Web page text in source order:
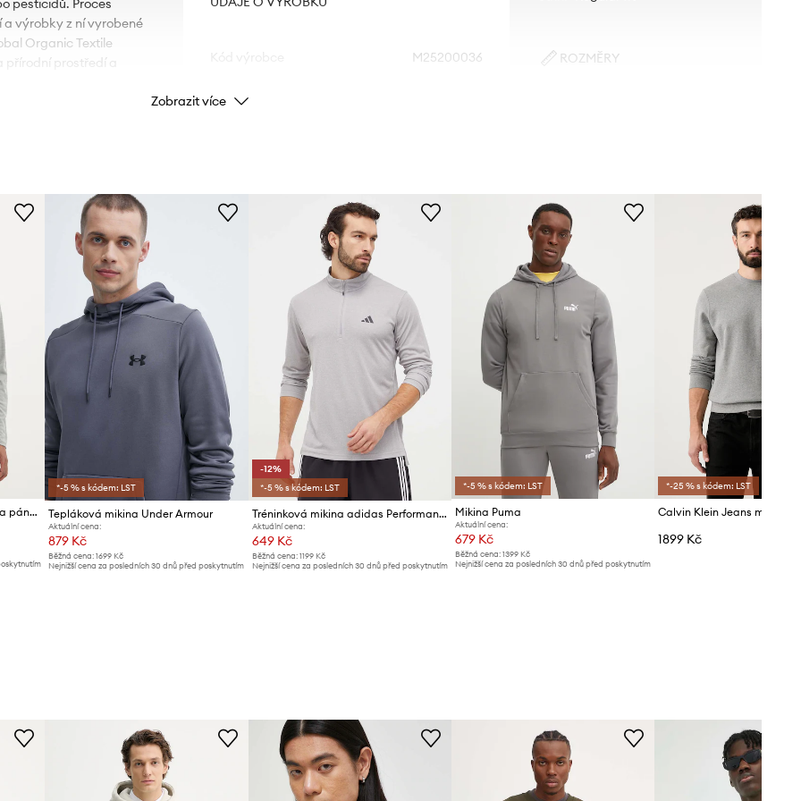
pesticidů. Proces
výrobky z ní vyrobené
Organic Textile
prostředí a
M25200036
Barva výrobce
Značka Samsoe Samsoe
ROZMĚRY
Tabulka velikosti
Zobrazit více
Under Armour réninková mikina pánská
*-5 % s kódem: LST
Tepláková mikina Under Armour
Aktuální cena:
879 Kč
Běžná cena: 1699 Kč
Nejnižší cena za posledních 30 dnů před poskytnutím
-12%
*-5 % s kódem: LST
Tréninková mikina adidas Performance Training Essentials
Aktuální cena:
649 Kč
Běžná cena: 1199 Kč
Nejnižší cena za posledních 30 dnů před poskytnutím
*-5 % s kódem: LST
Mikina Puma
Aktuální cena:
679 Kč
Běžná cena:1399 Kč
Nejnižší cena za posledních 30 dnů před poskytnutím
*-25 % s kódem: LST
1899 Kč